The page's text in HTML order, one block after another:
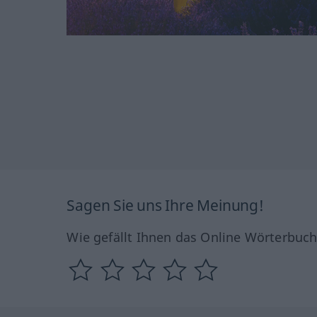
Sagen Sie uns Ihre Meinung!
Wie gefällt Ihnen das Online